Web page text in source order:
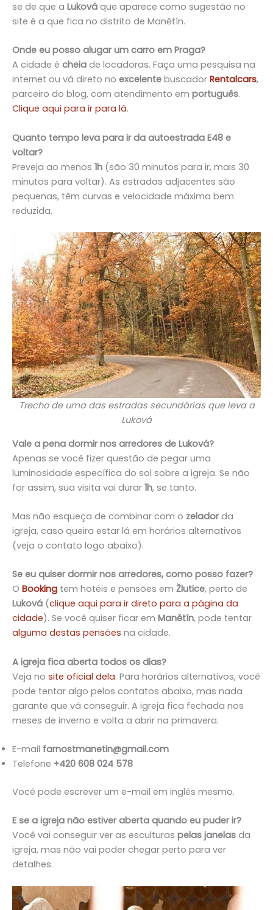
se de que a Luková que aparece como sugestão no
site é a que fica no distrito de Manětín.
Onde eu posso alugar um carro em Praga?
A cidade é cheia de locadoras. Faça uma pesquisa na
internet ou vá direto no excelente buscador Rentalcars,
parceiro do blog, com atendimento em português.
Clique aqui para ir para lá.
Quanto tempo leva para ir da autoestrada E48 e
voltar?
Preveja ao menos 1h (são 30 minutos para ir, mais 30
minutos para voltar). As estradas adjacentes são
pequenas, têm curvas e velocidade máxima bem
reduzida.
Trecho de uma das estradas secundárias que leva a
Luková
Vale a pena dormir nos arredores de Luková?
Apenas se você fizer questão de pegar uma
luminosidade específica do sol sobre a igreja. Se não
for assim, sua visita vai durar 1h, se tanto.
Mas não esqueça de combinar com o zeladorda
igreja, caso queira estar lá em horários alternativos
(veja o contato logo abaixo).
Se eu quiser dormir nos arredores, como posso fazer?
O Booking tem hotéis e pensões em Žlutice, perto de
Luková (clique aqui para ir direto para a página da
cidade). Se você quiser ficar em Manětín, pode tentar
alguma destas pensões na cidade.
A igreja fica aberta todos os dias?
Veja no site oficial dela. Para horários alternativos, você
pode tentar algo pelos contatos abaixo, mas nada
garante que vá conseguir. A igreja fica fechada nos
meses de inverno e volta a abrir na primavera.
E-mail farnostmanetin@gmail.com
Telefone +420 608 024 578
Você pode escrever um e-mail em inglês mesmo.
E se a igreja não estiver aberta quando eu puder ir?
Você vai conseguir ver as esculturas pelas janelas da
igreja, mas não vai poder chegar perto para ver
detalhes.